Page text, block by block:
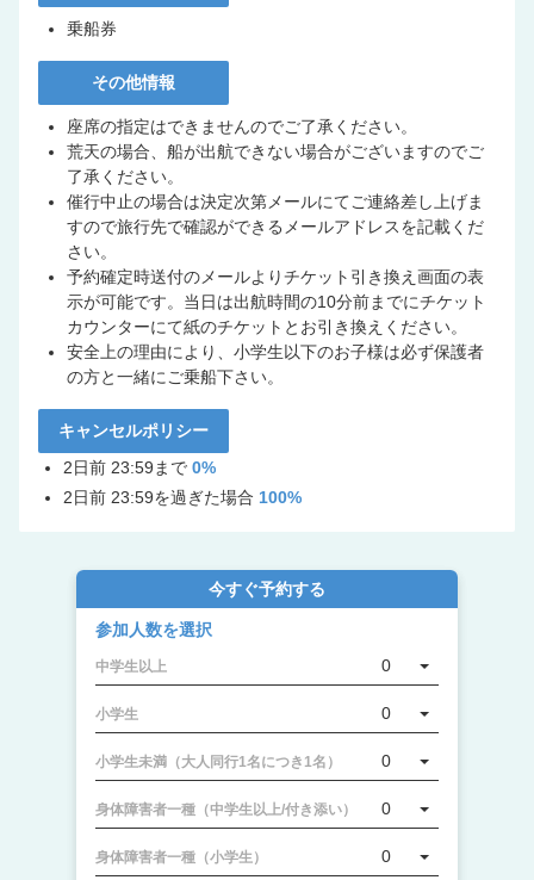
乗船券
その他情報
座席の指定はできませんのでご了承ください。
荒天の場合、船が出航できない場合がございますのでご
了承ください。
催行中止の場合は決定次第メールにてご連絡差し上げま
すので旅行先で確認ができるメールアドレスを記載くだ
さい。
予約確定時送付のメールよりチケット引き換え画面の表
示が可能です。当日は出航時間の10分前までにチケット
カウンターにて紙のチケットとお引き換えください。
安全上の理由により、小学生以下のお子様は必ず保護者
の方と一緒にご乗船下さい。
キャンセルポリシー
2日前 23:59まで 0%
2日前 23:59を過ぎた場合 100%
今すぐ予約する
参加人数を選択
中学生以上 0
小学生 0
小学生未満（大人同行1名につき1名） 0
身体障害者一種（中学生以上/付き添い） 0
身体障害者一種（小学生） 0